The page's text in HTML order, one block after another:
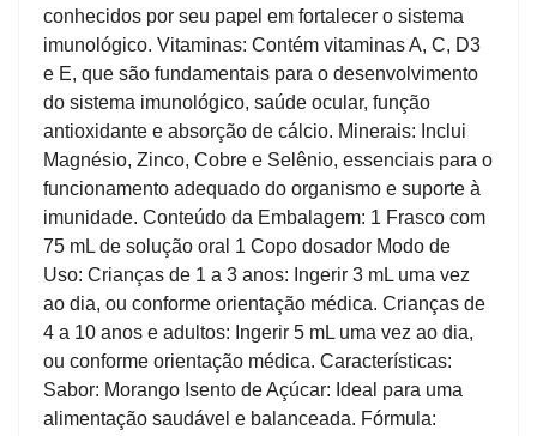
conhecidos por seu papel em fortalecer o sistema
imunológico. Vitaminas: Contém vitaminas A, C, D3
e E, que são fundamentais para o desenvolvimento
do sistema imunológico, saúde ocular, função
antioxidante e absorção de cálcio. Minerais: Inclui
Magnésio, Zinco, Cobre e Selênio, essenciais para o
funcionamento adequado do organismo e suporte à
imunidade. Conteúdo da Embalagem: 1 Frasco com
75 mL de solução oral 1 Copo dosador Modo de
Uso: Crianças de 1 a 3 anos: Ingerir 3 mL uma vez
ao dia, ou conforme orientação médica. Crianças de
4 a 10 anos e adultos: Ingerir 5 mL uma vez ao dia,
ou conforme orientação médica. Características:
Sabor: Morango Isento de Açúcar: Ideal para uma
alimentação saudável e balanceada. Fórmula: